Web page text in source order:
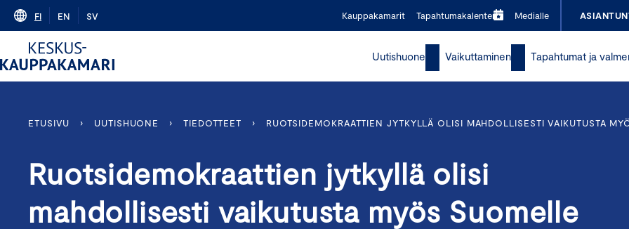
Skip
content
FI EN SV Kauppakamarit Tapahtumakalenteri Medialle
Uutishuone Vaikuttaminen Tapahtumat ja
ETUSIVU › UUTISHUONE › TIEDOTTEET › RUOTSIDEMOKRAATTIEN JYTKYLLÄ OLISI MAHDOLLISESTI VAIKUTUSTA
Ruotsidemokraattien jytkyllä olisi
mahdollisesti vaikutusta myös Suomelle